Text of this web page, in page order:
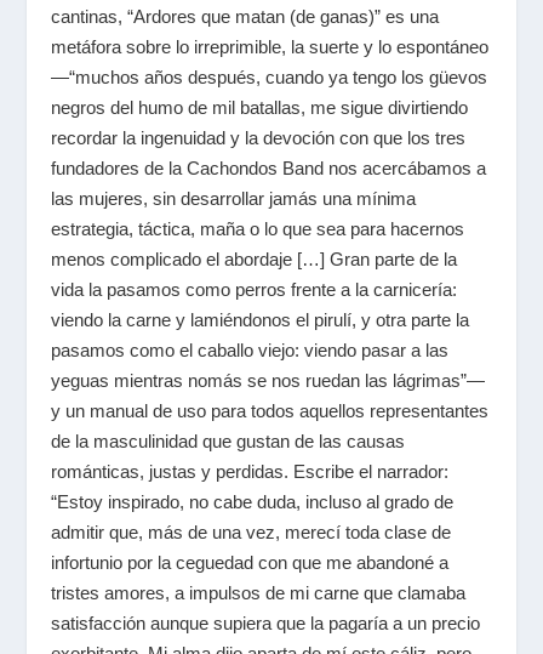
cantinas, “Ardores que matan (de ganas)” es una
metáfora sobre lo irreprimible, la suerte y lo espontáneo
—“muchos años después, cuando ya tengo los güevos
negros del humo de mil batallas, me sigue divirtiendo
recordar la ingenuidad y la devoción con que los tres
fundadores de la Cachondos Band nos acercábamos a
las mujeres, sin desarrollar jamás una mínima
estrategia, táctica, maña o lo que sea para hacernos
menos complicado el abordaje […] Gran parte de la
vida la pasamos como perros frente a la carnicería:
viendo la carne y lamiéndonos el pirulí, y otra parte la
pasamos como el caballo viejo: viendo pasar a las
yeguas mientras nomás se nos ruedan las lágrimas”—
y un manual de uso para todos aquellos representantes
de la masculinidad que gustan de las causas
románticas, justas y perdidas. Escribe el narrador:
“Estoy inspirado, no cabe duda, incluso al grado de
admitir que, más de una vez, merecí toda clase de
infortunio por la ceguedad con que me abandoné a
tristes amores, a impulsos de mi carne que clamaba
satisfacción aunque supiera que la pagaría a un precio